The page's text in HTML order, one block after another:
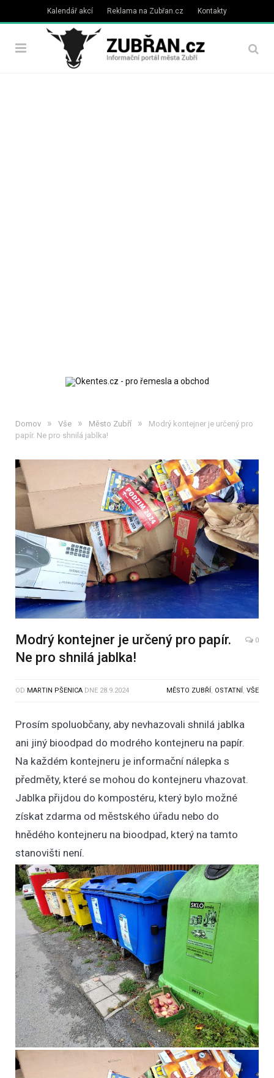
Kalendář akcí Reklama na Zubřan.cz Kontakty
Domov » Vše » Město Zubří »
Modrý kontejner je určený pro
papír. Ne pro shnilá jablka!
Modrý kontejner je určený pro papír.
Ne pro shnilá jablka!
0
OD MARTIN PŠENICA DNE 28.9.2024 MĚSTO ZUBŘÍ , OSTATNÍ , VŠE
Prosím spoluobčany, aby nevhazovali shnilá jablka
ani jiný bioodpad do modrého kontejneru na papír.
Na každém kontejneru je informační nálepka s
předměty, které se mohou do kontejneru vhazovat.
Jablka přijdou do kompostéru, který bylo možné
získat zdarma od městského úřadu nebo do
hnědého kontejneru na bioodpad, který na tamto
stanovišti není.